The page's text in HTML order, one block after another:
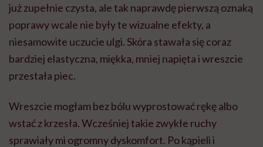
już zupełnie czysta, ale tak naprawdę pierwszą oznaką
poprawy wcale nie były te wizualne efekty, a
niesamowite uczucie ulgi. Skóra stawała się coraz
bardziej elastyczna, miękka, mniej napięta i wreszcie
przestała piec.
Wreszcie mogłam bez bólu wyprostować rękę albo
wstać z krzesła. Wcześniej takie zwykłe ruchy
sprawiały mi ogromny dyskomfort. Po kąpieli i